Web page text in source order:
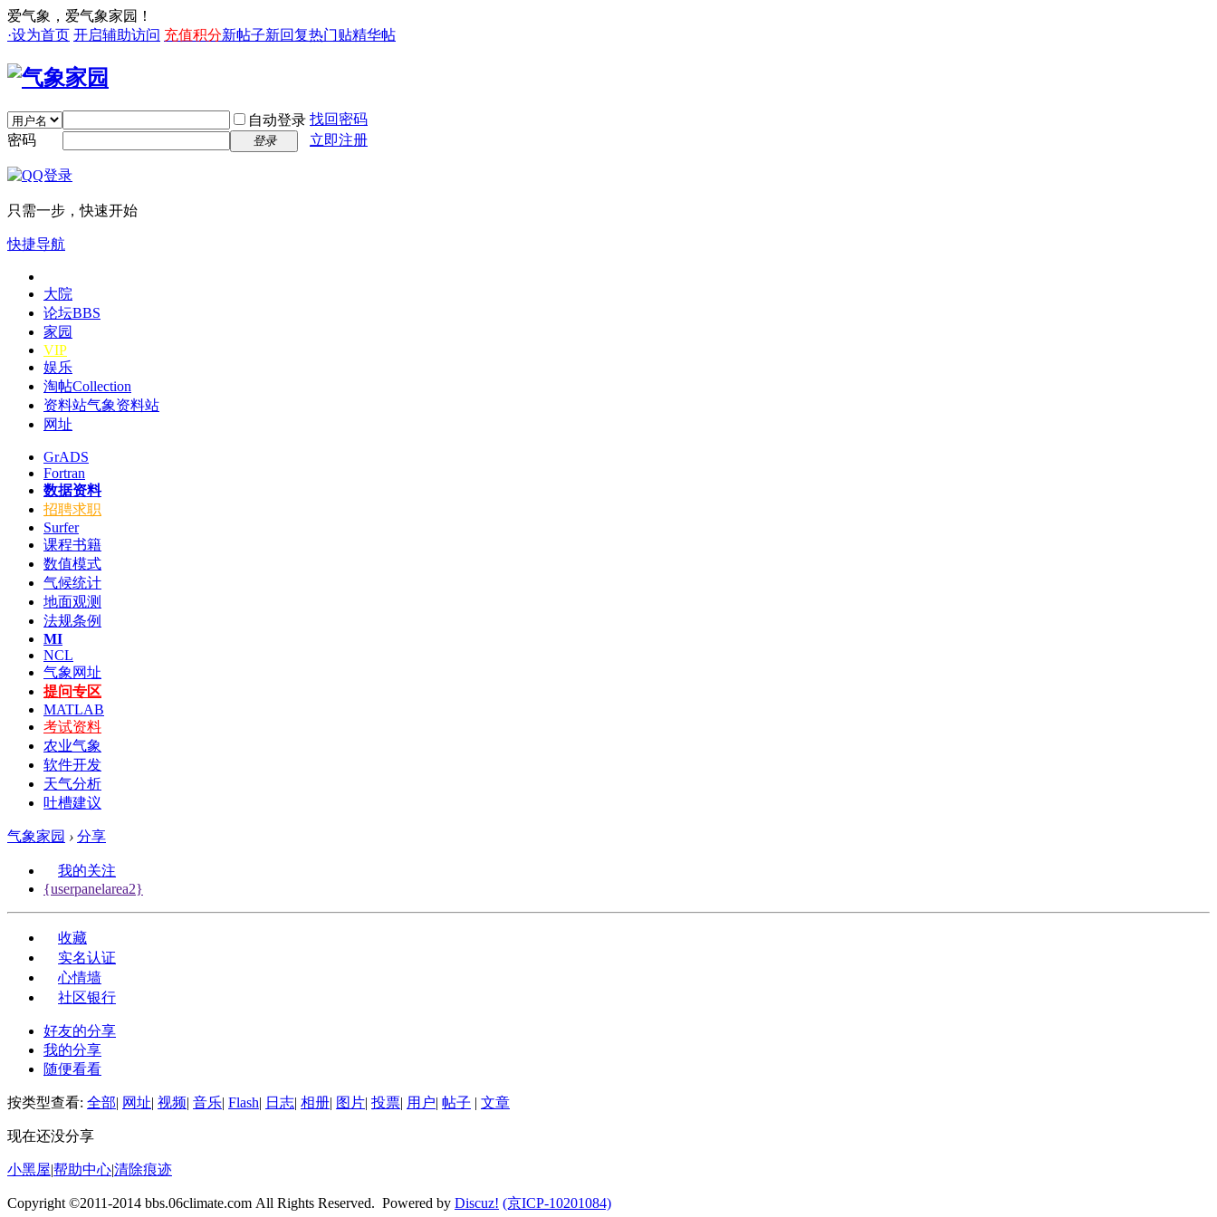
爱气象，爱气象家园！
·设为首页 开启辅助访问 充值积分新帖子新回复热门贴精华帖
自动登录 找回密码
密码
登录 立即注册
只需一步，快速开始
快捷导航
大院
论坛BBS
家园
VIP
娱乐
淘帖Collection
资料站气象资料站
网址
GrADS
Fortran
数据资料
招聘求职
Surfer
课程书籍
数值模式
气候统计
地面观测
法规条例
MI
NCL
气象网址
提问专区
MATLAB
考试资料
农业气象
软件开发
天气分析
吐槽建议
气象家园 › 分享
我的关注
{userpanelarea2}
收藏
实名认证
心情墙
社区银行
好友的分享
我的分享
随便看看
按类型查看: 全部| 网址| 视频| 音乐| Flash| 日志| 相册| 图片| 投票| 用户| 帖子 | 文章
现在还没分享
小黑屋|帮助中心|清除痕迹
Copyright ©2011-2014 bbs.06climate.com All Rights Reserved. Powered by Discuz! (京ICP-10201084)